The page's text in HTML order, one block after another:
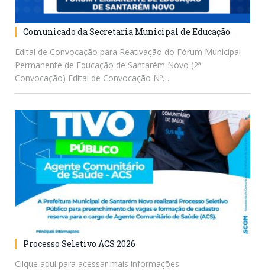
Comunicado da Secretaria Municipal de Educação
Edital de Convocação para Reativação do Fórum Municipal
Permanente de Educação de Santarém Novo (2ª
Convocação) Edital de Convocação Nº…
Processo Seletivo ACS 2026
Clique aqui para acessar mais informações